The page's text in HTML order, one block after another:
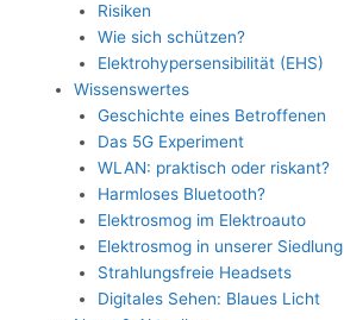
Risiken
Wie sich schützen?
Elektrohypersensibilität (EHS)
Wissenswertes
Geschichte eines Betroffenen
Das 5G Experiment
WLAN: praktisch oder riskant?
Harmloses Bluetooth?
Elektrosmog im Elektroauto
Elektrosmog in unserer Siedlung
Strahlungsfreie Headsets
Digitales Sehen: Blaues Licht